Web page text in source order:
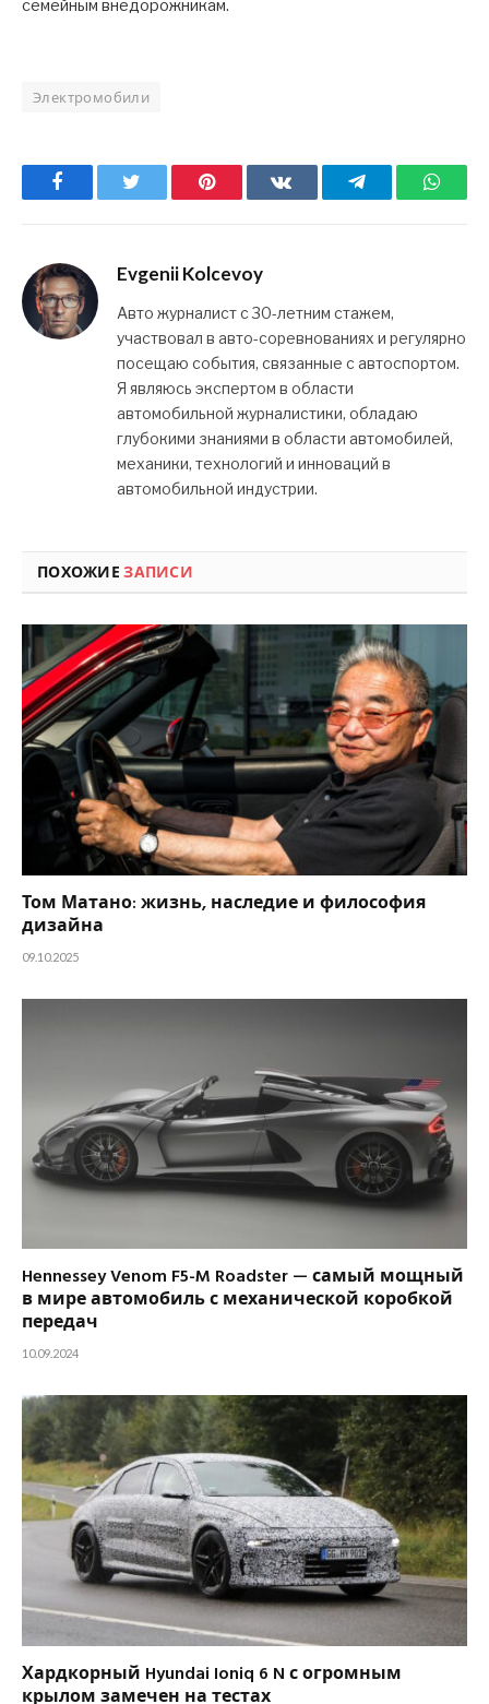
семейным внедорожникам.
Электромобили
Facebook Pinterest ВКонтактеTelegram
Evgenii Kolcevoy
Авто журналист с 30-летним стажем,
участвовал в авто-соревнованиях и регулярно
посещаю события, связанные с автоспортом.
Я являюсь экспертом в области
автомобильной журналистики, обладаю
глубокими знаниями в области автомобилей,
механики, технологий и инноваций в
автомобильной индустрии.
ПОХОЖИЕЗАПИСИ
Том Матано: жизнь, наследие и философия
дизайна
09.10.2025
Hennessey Venom F5-M Roadster — самый мощный
в мире автомобиль с механической коробкой
передач
10.09.2024
Хардкорный Hyundai Ioniq 6 N с огромным
крылом замечен на тестах